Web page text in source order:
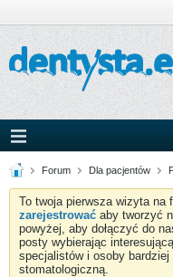
Forum Dla pacjentów
To twoja pierwsza wizyta
zarejestrować aby tworzyć
powyżej, aby dołączyć do
posty wybierając
specjalistów i osoby
stomatologiczną.